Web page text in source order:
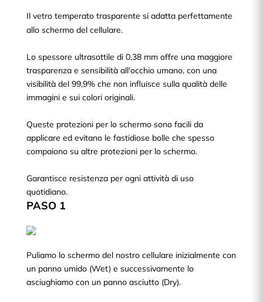
Il vetro temperato trasparente si adatta perfettamente
allo schermo del cellulare.
Lo spessore ultrasottile di 0,38 mm offre una maggiore
trasparenza e sensibilità all'occhio umano, con una
visibilità del 99,9% che non influisce sulla qualità delle
immagini e sui colori originali.
Queste protezioni per lo schermo sono facili da
applicare ed evitano le fastidiose bolle che spesso
compaiono su altre protezioni per lo schermo.
Garantisce resistenza per ogni attività di uso
quotidiano.
PASO 1
Puliamo lo schermo del nostro cellulare inizialmente con
un panno umido (Wet) e successivamente lo
asciughiamo con un panno asciutto (Dry).